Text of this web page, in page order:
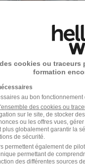
cookies ou traceurs
formation
au bon fonctionnement
des cookies ou
sur le site, de stocker
ou les offres vues,
plus globalement garantir la
de sécurité.
permettent également de
permettant de
des différentes sources